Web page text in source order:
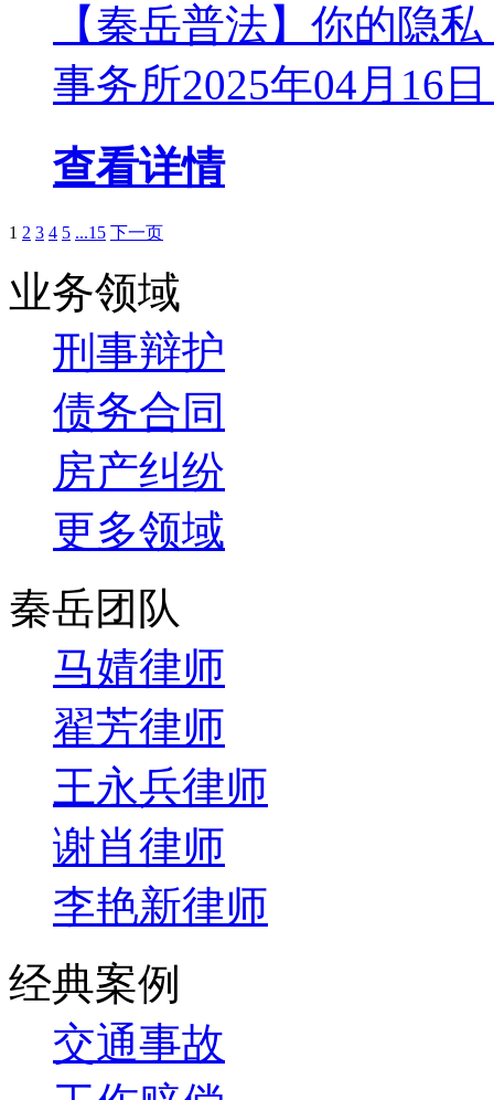
【秦岳普法】你的隐
事务所2025年04月16
查看详情
1 2 3 4 5 ...15 下一页
业务领域
刑事辩护
债务合同
房产纠纷
更多领域
秦岳团队
马婧律师
翟芳律师
王永兵律师
谢肖律师
李艳新律师
经典案例
交通事故